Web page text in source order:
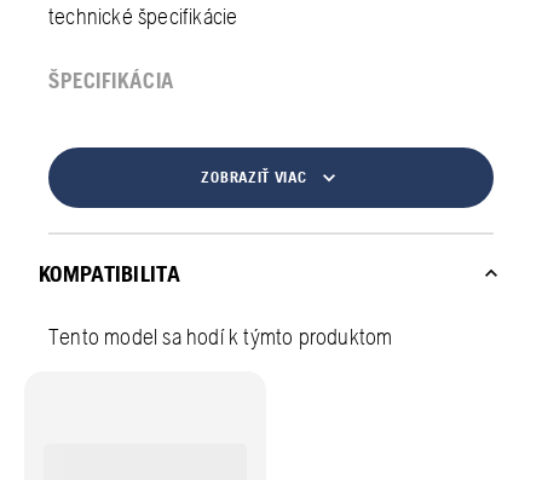
technické špecifikácie
ŠPECIFIKÁCIA
ZOBRAZIŤ VIAC
KOMPATIBILITA
Tento model sa hodí k týmto produktom